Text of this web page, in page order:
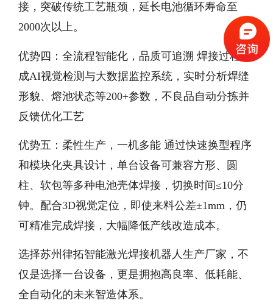
接，突破传统工艺瓶颈，延长电池循环寿命至
2000次以上。
优势四：全流程智能化，品质可追溯 焊接过程集
成AI视觉检测与大数据监控系统，实时分析焊缝
形貌、熔池状态等200+参数，不良品自动分拣并
反馈优化工艺
优势五：柔性生产，一机多能 通过快速换型程序
和模块化夹具设计，单台设备可兼容方形、圆
柱、软包等多种电池壳体焊接，切换时间≤10分
钟。配合3D视觉定位，即使来料公差±1mm，仍
可精准完成焊接，大幅降低产线改造成本。
选择苏州律拓智能激光焊接机器人生产厂家，不
仅是选择一台设备，更是拥抱高良率、低耗能、
全自动化的未来智造体系。